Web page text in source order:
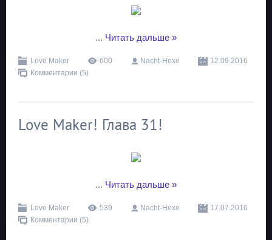
... Читать дальше »
Love Maker 600 Nacht-Hexe
12.09.2016
Комментарии (5)
Love Maker! Глава 31!
... Читать дальше »
Love Maker 539 Nacht-Hexe
17.07.2016
Комментарии (5)